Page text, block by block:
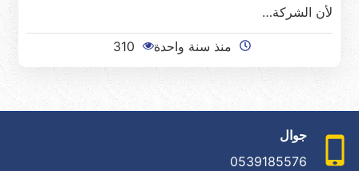
لأن الشركة…
منذ سنة واحدة 310
جوال
0539185576